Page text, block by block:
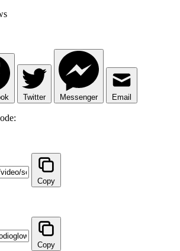
Twitter Messenger Email
Copy
Copy